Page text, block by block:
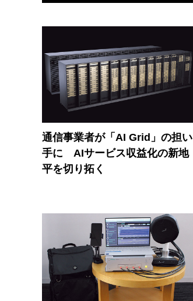
通信事業者が「AI Grid」の担い
手に AIサービス収益化の新地
平を切り拓く